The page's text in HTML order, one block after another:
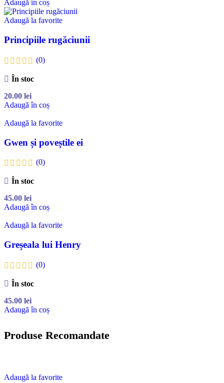
Adaugă în coș
Adaugă la favorite
Principiile rugăciunii
(0)
În stoc
20.00 lei
Adaugă în coș
Adaugă la favorite
Gwen și poveștile ei
(0)
În stoc
45.00 lei
Adaugă în coș
Adaugă la favorite
Greșeala lui Henry
(0)
În stoc
45.00 lei
Adaugă în coș
Produse Recomandate
Adaugă la favorite